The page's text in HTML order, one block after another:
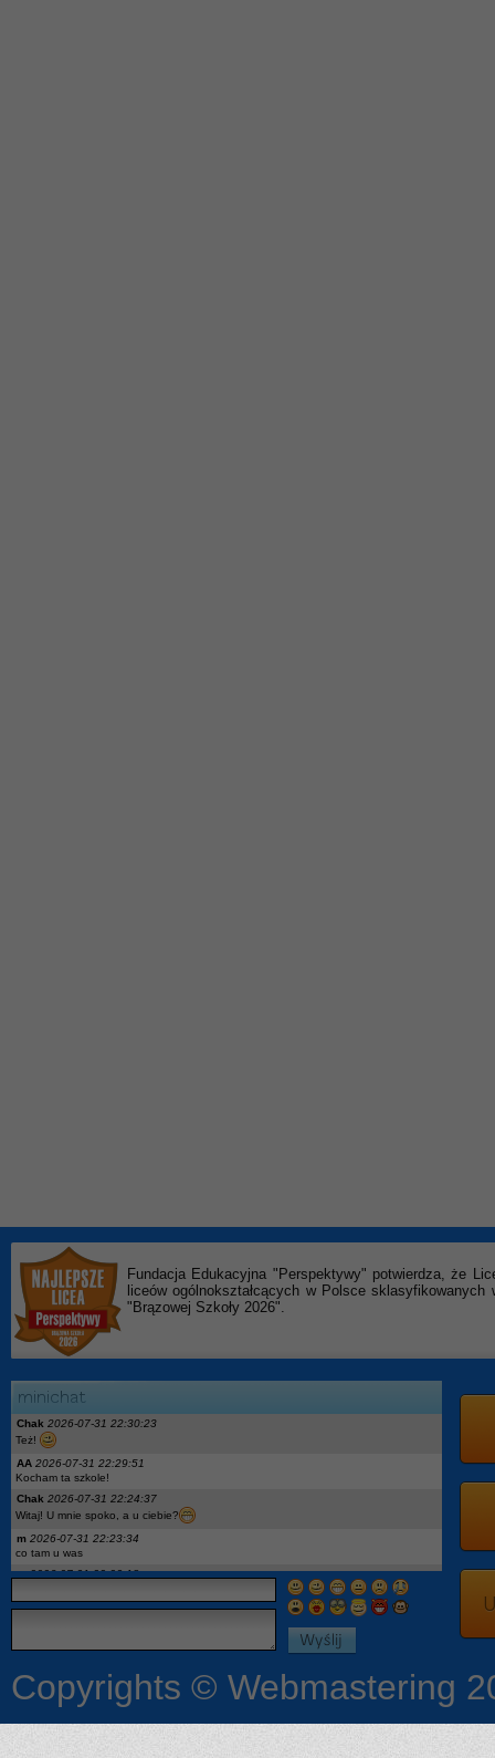
Fundacja Edukacyjna "Perspektywy" potwierdza, że
liceów ogólnokształcących w Polsce
"Brązowej Szkoły 2026".
Chak 2026-07-31 22:30:23
Też!
AA 2026-07-31 22:29:51
Kocham ta szkole!
Chak 2026-07-31 22:24:37
Witaj! U mnie spoko, a u ciebie?
m 2026-07-31 22:23:34
co tam u was
m 2026-07-31 22:23:18
x 2026-07-27 18:04:05
Descubre1. I geo była nowa a teraz stara edycja wtf
Ona 2026-07-24 08:53:33
Czy jest jakaś lista podreczników dla pierwszoklasistów?
Copyrights © Webmastering